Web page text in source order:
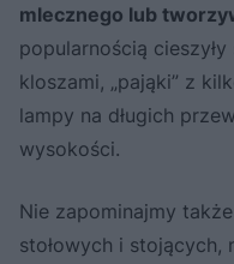
mlecznego lub
popularnością
kloszami, „pająki” z
lampy na długich
wysokości.
Nie zapominajmy
stołowych i stojących,